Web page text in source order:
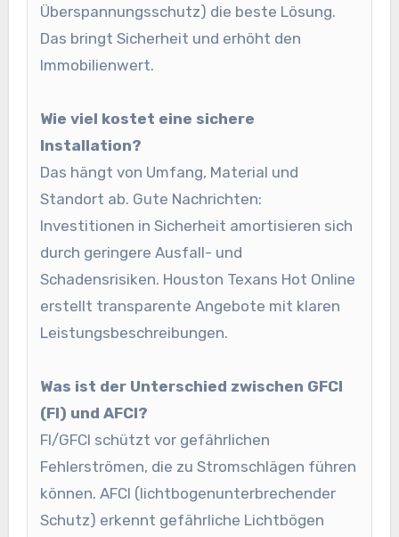
Überspannungsschutz) die beste Lösung.
Das bringt Sicherheit und erhöht den
Immobilienwert.
Wie viel kostet eine sichere
Installation?
Das hängt von Umfang, Material und
Standort ab. Gute Nachrichten:
Investitionen in Sicherheit amortisieren sich
durch geringere Ausfall- und
Schadensrisiken. Houston Texans Hot Online
erstellt transparente Angebote mit klaren
Leistungsbeschreibungen.
Was ist der Unterschied zwischen GFCI
(FI) und AFCI?
FI/GFCI schützt vor gefährlichen
Fehlerströmen, die zu Stromschlägen führen
können. AFCI (lichtbogenunterbrechender
Schutz) erkennt gefährliche Lichtbögen